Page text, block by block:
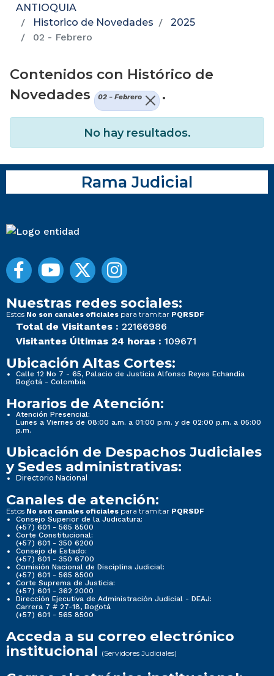
ANTIOQUIA
Historico de Novedades
2025
02 - Febrero
Contenidos con Histórico de
Novedades
02 - Febrero .
No hay resultados.
Rama Judicial
Nuestras redes sociales:
Estos No son canales oficiales para tramitar PQRSDF
Total de Visitantes : 22166986
Visitantes Últimas 24 horas : 109671
Ubicación Altas Cortes:
Calle 12 No 7 - 65, Palacio de Justicia Alfonso Reyes Echandía
Bogotá - Colombia
Horarios de Atención:
Atención Presencial:
Lunes a Viernes de 08:00 a.m. a 01:00 p.m. y de 02:00 p.m. a 05:00
p.m.
Ubicación de Despachos Judiciales
y Sedes administrativas:
Directorio Nacional
Canales de atención:
Estos No son canales oficiales para tramitar PQRSDF
Consejo Superior de la Judicatura:
(+57) 601 - 565 8500
Corte Constitucional:
(+57) 601 - 350 6200
Consejo de Estado:
(+57) 601 - 350 6700
Comisión Nacional de Disciplina Judicial:
(+57) 601 - 565 8500
Corte Suprema de Justicia:
(+57) 601 - 362 2000
Dirección Ejecutiva de Administración Judicial - DEAJ:
Carrera 7 # 27-18, Bogotá
(+57) 601 - 565 8500
Acceda a su correo electrónico
institucional (Servidores Judiciales)